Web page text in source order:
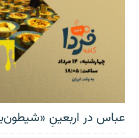
عباس در اربعینِ